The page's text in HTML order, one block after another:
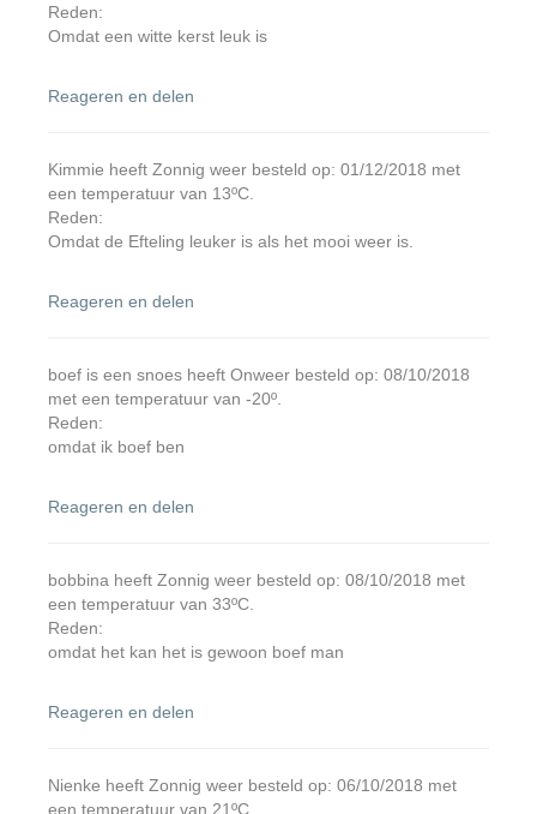
Reden:
Omdat een witte kerst leuk is
Reageren en delen
Kimmie heeft Zonnig weer besteld op: 01/12/2018 met
een temperatuur van 13ºC.
Reden:
Omdat de Efteling leuker is als het mooi weer is.
Reageren en delen
boef is een snoes heeft Onweer besteld op: 08/10/2018
met een temperatuur van -20º.
Reden:
omdat ik boef ben
Reageren en delen
bobbina heeft Zonnig weer besteld op: 08/10/2018 met
een temperatuur van 33ºC.
Reden:
omdat het kan het is gewoon boef man
Reageren en delen
Nienke heeft Zonnig weer besteld op: 06/10/2018 met
een temperatuur van 21ºC.